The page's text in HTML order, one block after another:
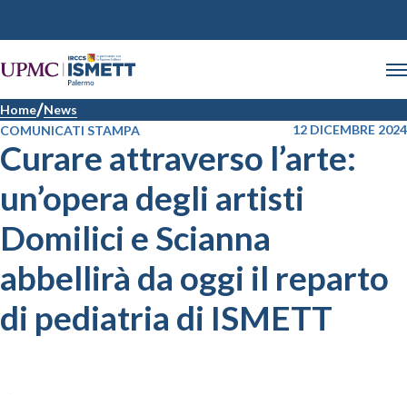
Home News
COMUNICATI STAMPA
12 DICEMBRE 2024
Curare attraverso l’arte:
un’opera degli artisti
Domilici e Scianna
abbellirà da oggi il reparto
di pediatria di ISMETT